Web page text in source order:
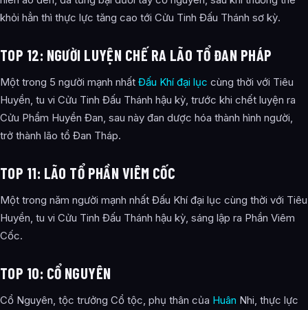
khỏi hẳn thì thực lực tăng cao tới Cửu Tinh Đấu Thánh sơ kỳ.
TOP 12: NGƯỜI LUYỆN CHẾ RA LÃO TỔ ĐAN PHÁP
Một trong 5 người mạnh nhất Đấu Khí đại lục cùng thời với Tiêu
Huyền, tu vi Cửu Tinh Đấu Thánh hậu kỳ, trước khi chết luyện ra
Cửu Phẩm Huyền Đan, sau này đan dược hóa thành hình người,
trở thành lão tổ Đan Tháp.
TOP 11: LÃO TỔ PHẦN VIÊM CỐC
Một trong năm người mạnh nhất Đấu Khí đại lục cùng thời với Tiêu
Huyền, tu vi Cửu Tinh Đấu Thánh hậu kỳ, sáng lập ra Phần Viêm
Cốc.
TOP 10: CỔ NGUYÊN
Cổ Nguyên, tộc trưởng Cổ tộc, phụ thân của Huân Nhi, thực lực